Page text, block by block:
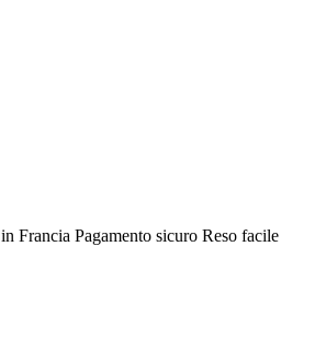
Francia Pagamento sicuro Reso facile